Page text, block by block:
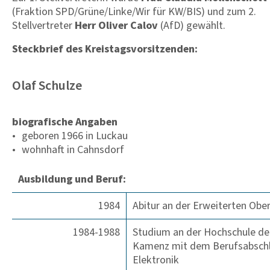
(Fraktion SPD/Grüne/Linke/Wir für KW/BIS) und zum 2.
Stellvertreter Herr Oliver Calov (AfD) gewählt.
Steckbrief des Kreistagsvorsitzenden:
Olaf Schulze
biografische Angaben
geboren 1966 in Luckau
wohnhaft in Cahnsdorf
Ausbildung und Beruf:
1984
Abitur an der Erweiterten
1984-1988
Studium an der Hochschule
Kamenz mit dem
Elektronik